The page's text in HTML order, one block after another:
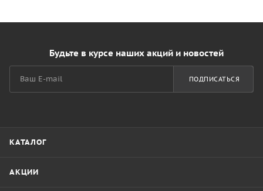
Будьте в курсе наших акций и новостей
ПОДПИСАТЬСЯ
КАТАЛОГ
АКЦИИ